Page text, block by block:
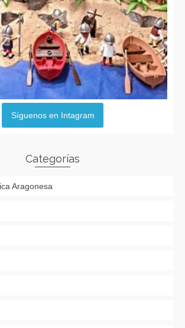
Síguenos en Intagram
Categorías
Aragonesa